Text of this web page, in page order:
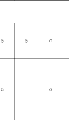
◎ ◎ ○
◎ ◎